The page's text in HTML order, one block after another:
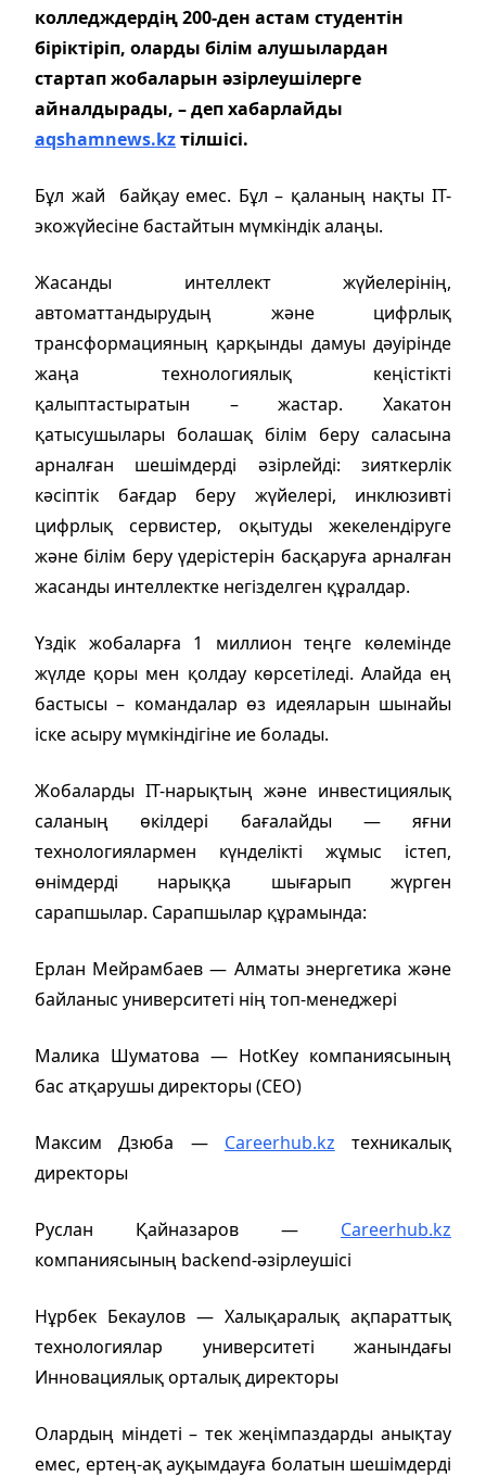
колледждердің 200-ден астам студентін
біріктіріп, оларды білім алушылардан
стартап жобаларын әзірлеушілерге
айналдырады, – деп хабарлайды
aqshamnews.kzтілшісі.
Бұл жай байқау емес. Бұл – қаланың нақты IT-
экожүйесіне бастайтын мүмкіндік алаңы.
Жасанды интеллект жүйелерінің,
автоматтандырудың және цифрлық
трансформацияның қарқынды дамуы дәуірінде
жаңа технологиялық кеңістікті
қалыптастыратын – жастар. Хакатон
қатысушылары болашақ білім беру саласына
арналған шешімдерді әзірлейді: зияткерлік
кәсіптік бағдар беру жүйелері, инклюзивті
цифрлық сервистер, оқытуды жекелендіруге
және білім беру үдерістерін басқаруға арналған
жасанды интеллектке негізделген құралдар.
Үздік жобаларға 1 миллион теңге көлемінде
жүлде қоры мен қолдау көрсетіледі. Алайда ең
бастысы – командалар өз идеяларын шынайы
іске асыру мүмкіндігіне ие болады.
Жобаларды IT-нарықтың және инвестициялық
саланың өкілдері бағалайды — яғни
технологиялармен күнделікті жұмыс істеп,
өнімдерді нарыққа шығарып жүрген
сарапшылар. Сарапшылар құрамында:
Ерлан Мейрамбаев — Алматы энергетика және
байланыс университеті нің топ-менеджері
Малика Шуматова — HotKey компаниясының
бас атқарушы директоры (CEO)
Максим Дзюба — Careerhub.kz техникалық
директоры
Руслан Қайназаров — Careerhub.kz
компаниясының backend-әзірлеушісі
Нұрбек Бекаулов — Халықаралық ақпараттық
технологиялар университеті жанындағы
Инновациялық орталық директоры
Олардың міндеті – тек жеңімпаздарды анықтау
емес, ертең-ақ ауқымдауға болатын шешімдерді